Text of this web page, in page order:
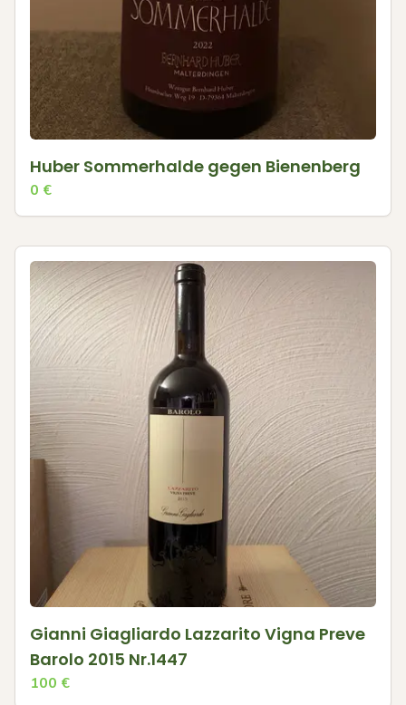
Huber Sommerhalde gegen Bienenberg
0 €
Gianni Giagliardo Lazzarito Vigna Preve
Barolo 2015 Nr.1447
100 €